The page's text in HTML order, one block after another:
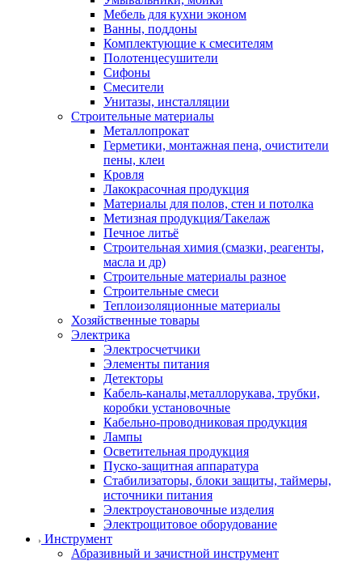
Мебель для кухни эконом
Ванны, поддоны
Комплектующие к смесителям
Полотенцесушители
Сифоны
Смесители
Унитазы, инсталляции
Строительные материалы
Металлопрокат
Герметики, монтажная пена, очистители
пены, клеи
Кровля
Лакокрасочная продукция
Материалы для полов, стен и потолка
Метизная продукция/Такелаж
Печное литьё
Строительная химия (смазки, реагенты,
масла и др)
Строительные материалы разное
Строительные смеси
Теплоизоляционные материалы
Хозяйственные товары
Электрика
Электросчетчики
Элементы питания
Детекторы
Кабель-каналы,металлорукава, трубки,
коробки установочные
Кабельно-проводниковая продукция
Лампы
Осветительная продукция
Пуско-защитная аппаратура
Стабилизаторы, блоки защиты, таймеры,
источники питания
Электроустановочные изделия
Электрощитовое оборудование
Инструмент
Абразивный и зачистной инструмент